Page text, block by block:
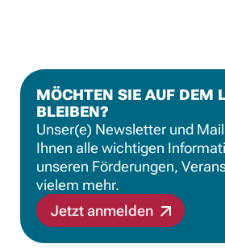
MÖCHTEN SIE AUF DEM
BLEIBEN?
Unser(e) Newsletter und
Ihnen alle wichtigen
unseren Förderungen,
vielem mehr.
Jetzt anmelden